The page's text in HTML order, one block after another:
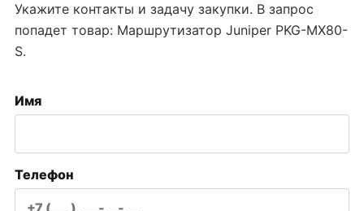
Укажите контакты и задачу закупки. В запрос
попадет товар: Маршрутизатор Juniper PKG-MX80-
S.
Имя
Телефон